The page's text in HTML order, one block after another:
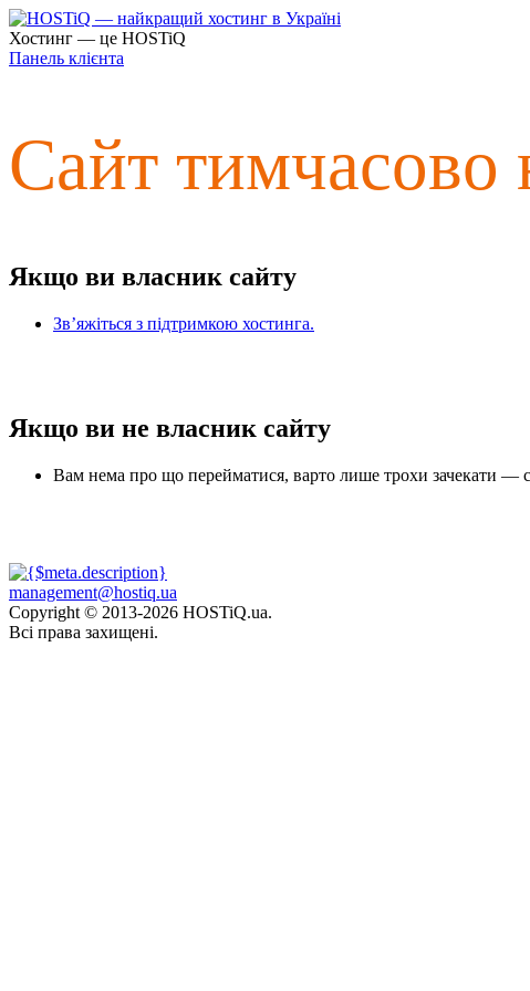
Хостинг — це HOSTiQ
Панель клієнта
Сайт тимчасово
Якщо ви власник сайту
Зв’яжіться з підтримкою хостинга.
Якщо ви не власник сайту
Вам нема про що перейматися, варто лише трохи зачекати —
management@hostiq.ua
Copyright © 2013-2026 HOSTiQ.ua.
Всі права захищені.